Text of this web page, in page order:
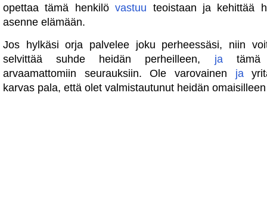
opettaa tämä henkilövastuu teoistaan ​​ja kehittää
asenne elämään.
Jos hylkäsi orja palvelee joku perheessäsi, niin
selvittää suhde heidän perheilleen, ja
arvaamattomiin seurauksiin. Ole varovainen ja
karvas pala, että olet valmistautunut heidän omaisilleen